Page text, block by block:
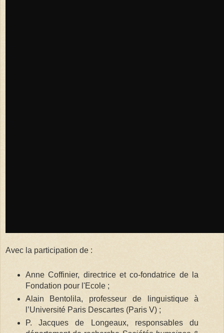
Avec la participation de :
Anne Coffinier, directrice et co-fondatrice de la
Fondation pour l'Ecole ;
Alain Bentolila, professeur de linguistique à
l’Université Paris Descartes (Paris V) ;
P. Jacques de Longeaux, responsables du